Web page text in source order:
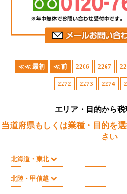
≪≪ 最初 ≪ 前 2266 2267
2272 2273 2274
エリア・目的から
当道府県もしくは業種・目的を
さい
北海道・東北
北陸・甲信越